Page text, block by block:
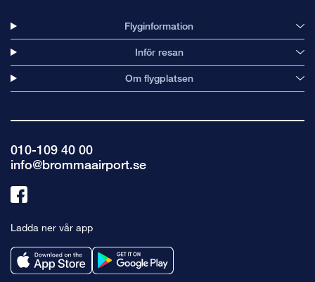
Flyginformation
Inför resan
Om flygplatsen
010-109 40 00
info@brommaairport.se
facebook
Ladda ner vår app